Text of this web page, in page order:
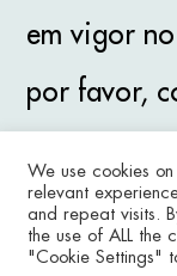
em vigor
por favor,
para
que
We use cookies
relevant
and repeat visits.
the use of ALL the
"Cookie Settings"